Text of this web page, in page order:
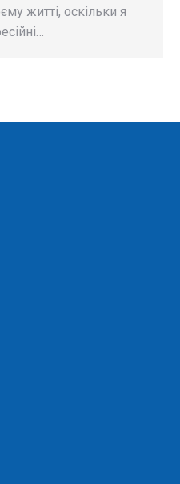
житті, оскільки я